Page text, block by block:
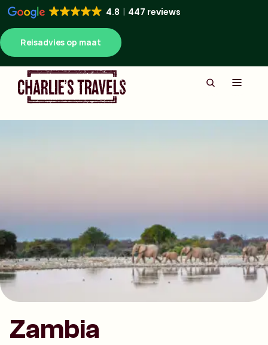
4.8 447 reviews
Reisadvies op maat
Zambia